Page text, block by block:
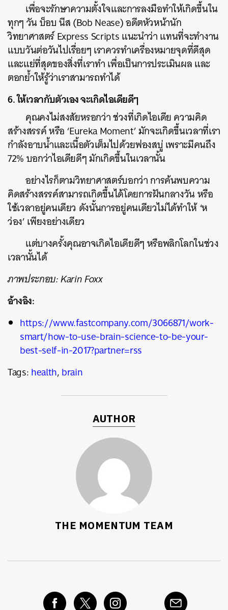
เพื่อจะรักษาความตั้งใจและการลงมือทำให้เกิดขึ้นใน
ทุกๆ วัน บ็อบ นีส (Bob Nease) อดีตหัวหน้านัก
วิทยาศาสตร์ Express Scripts แนะนำว่า แทนที่จะทำงาน
แบบวันต่อวันไปเรื่อยๆ เราควรทำเครื่องหมายจุดที่ดีสุด
และแย่ที่สุดของสิ่งที่เราทำ เพื่อเป็นการประเมินผล และ
ตอกย้ำให้รู้ว่าเราสามารถทำได้
6. ให้เวลากับตัวเอง จะเกิดไอเดียดีๆ
คุณคงไม่สงสัยหรอกว่า ช่วงที่เกิดไอเดีย ความคิด
สร้างสรรค์ หรือ ‘Eureka Moment’ มักจะเกิดขึ้นเวลาที่เรา
กำลังอาบน้ำและเนื้อตัวเต็มไปด้วยฟองสบู่ เพราะมีคนถึง
72% บอกว่าไอเดียดีๆ มักเกิดขึ้นในเวลานั้น
อย่างไรก็ตามวิทยาศาสตร์บอกว่า การค้นพบความ
คิดสร้างสรรค์สามารถเกิดขึ้นได้โดยการฝันกลางวัน หรือ
ใช้เวลาอยู่คนเดียว ดังนั้นการอยู่คนเดียวไม่ได้ทำให้ ‘ห
ว่อง’ เพียงอย่างเดียว
แต่บางครั้งคุณอาจเกิดไอเดียดีๆ หรือพลิกโลกในช่วง
เวลานั้นได้
ภาพประกอบ: Karin Foxx
อ้างอิง:
https://www.fastcompany.com/3066871/work-
smart/how-to-use-brain-science-to-be-your-
best-self-in-2017?partner=rss
Tags:health,brain
AUTHOR
THE MOMENTUM TEAM